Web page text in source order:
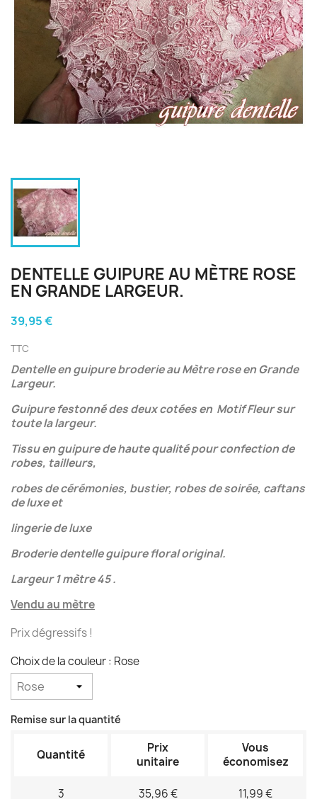
DENTELLE GUIPURE AU MÈTRE ROSE
EN GRANDE LARGEUR.
39,95 €
TTC
Dentelle en guipure broderie au Mètre rose en Grande
Largeur.
Guipure festonné des deux cotées en Motif Fleur sur
toute la largeur.
Tissu en guipure de haute qualité pour confection de
robes, tailleurs,
robes de cérémonies, bustier, robes de soirée, caftans
de luxe et
lingerie de luxe
Broderie dentelle guipure floral original.
Largeur 1 mètre 45 .
Vendu au mètre
Prix dégressifs !
Choix de la couleur : Rose
Remise sur la quantité
Quantité
Prix
unitaire
Vous
économisez
3 35,96 € 11,99 €